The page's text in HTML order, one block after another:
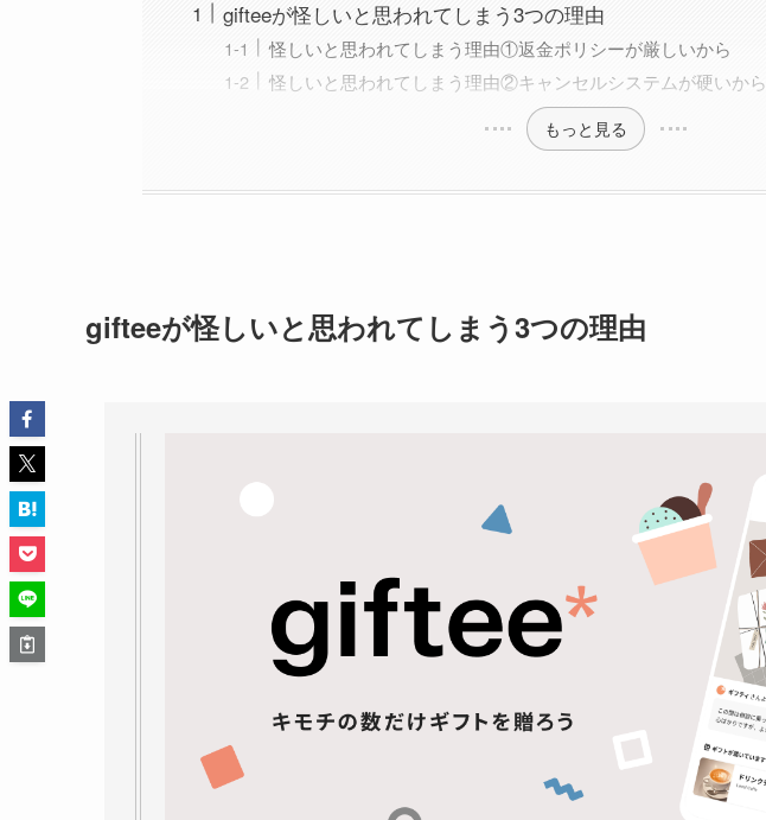
gifteeが怪しいと思われてしまう3つの理由
怪しいと思われてしまう理由①返金ポリシーが厳しいから
怪しいと思われてしまう理由②キャンセルシステムが硬いから
もっと見る
gifteeが怪しいと思われてしまう3つの理由